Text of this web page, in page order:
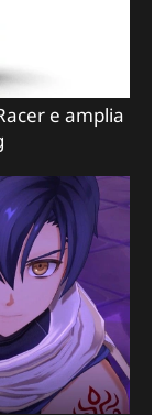
e amplia